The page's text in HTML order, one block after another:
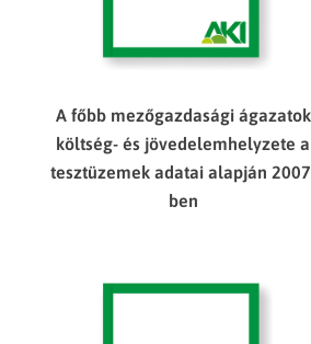
A főbb mezőgazdasági ágazatok
költség- és jövedelemhelyzete a
tesztüzemek adatai alapján
ben